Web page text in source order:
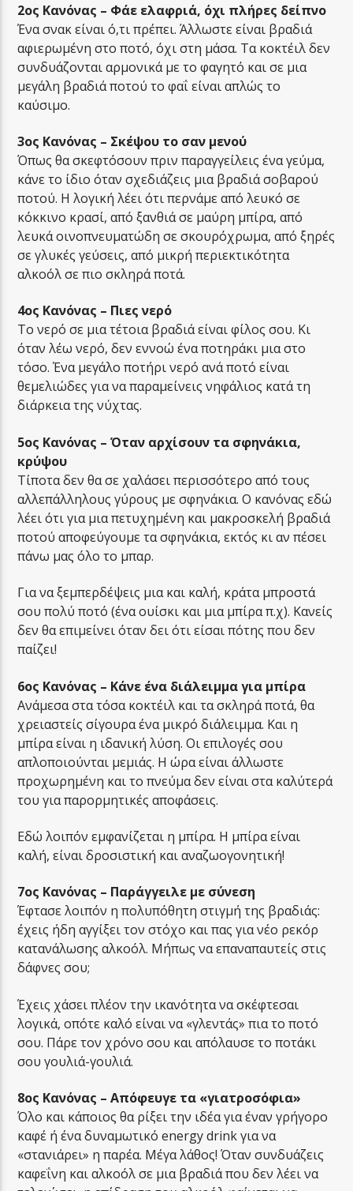
2ος Κανόνας – Φάε ελαφριά, όχι πλήρες δείπνο
Ένα σνακ είναι ό,τι πρέπει. Άλλωστε είναι βραδιά
αφιερωμένη στο ποτό, όχι στη μάσα. Τα κοκτέιλ δεν
συνδυάζονται αρμονικά με το φαγητό και σε μια
μεγάλη βραδιά ποτού το φαΐ είναι απλώς το
καύσιμο.
3ος Κανόνας – Σκέψου το σαν μενού
Όπως θα σκεφτόσουν πριν παραγγείλεις ένα γεύμα,
κάνε το ίδιο όταν σχεδιάζεις μια βραδιά σοβαρού
ποτού. Η λογική λέει ότι περνάμε από λευκό σε
κόκκινο κρασί, από ξανθιά σε μαύρη μπίρα, από
λευκά οινοπνευματώδη σε σκουρόχρωμα, από ξηρές
σε γλυκές γεύσεις, από μικρή περιεκτικότητα
αλκοόλ σε πιο σκληρά ποτά.
4ος Κανόνας – Πιες νερό
Το νερό σε μια τέτοια βραδιά είναι φίλος σου. Κι
όταν λέω νερό, δεν εννοώ ένα ποτηράκι μια στο
τόσο. Ένα μεγάλο ποτήρι νερό ανά ποτό είναι
θεμελιώδες για να παραμείνεις νηφάλιος κατά τη
διάρκεια της νύχτας.
5ος Κανόνας – Όταν αρχίσουν τα σφηνάκια,
κρύψου
Τίποτα δεν θα σε χαλάσει περισσότερο από τους
αλλεπάλληλους γύρους με σφηνάκια. Ο κανόνας εδώ
λέει ότι για μια πετυχημένη και μακροσκελή βραδιά
ποτού αποφεύγουμε τα σφηνάκια, εκτός κι αν πέσει
πάνω μας όλο το μπαρ.
Για να ξεμπερδέψεις μια και καλή, κράτα μπροστά
σου πολύ ποτό (ένα ουίσκι και μια μπίρα π.χ). Κανείς
δεν θα επιμείνει όταν δει ότι είσαι πότης που δεν
παίζει!
6ος Κανόνας – Κάνε ένα διάλειμμα για μπίρα
Ανάμεσα στα τόσα κοκτέιλ και τα σκληρά ποτά, θα
χρειαστείς σίγουρα ένα μικρό διάλειμμα. Και η
μπίρα είναι η ιδανική λύση. Οι επιλογές σου
απλοποιούνται μεμιάς. Η ώρα είναι άλλωστε
προχωρημένη και το πνεύμα δεν είναι στα καλύτερά
του για παρορμητικές αποφάσεις.
Εδώ λοιπόν εμφανίζεται η μπίρα. Η μπίρα είναι
καλή, είναι δροσιστική και αναζωογονητική!
7ος Κανόνας – Παράγγειλε με σύνεση
Έφτασε λοιπόν η πολυπόθητη στιγμή της βραδιάς:
έχεις ήδη αγγίξει τον στόχο και πας για νέο ρεκόρ
κατανάλωσης αλκοόλ. Μήπως να επαναπαυτείς στις
δάφνες σου;
Έχεις χάσει πλέον την ικανότητα να σκέφτεσαι
λογικά, οπότε καλό είναι να «γλεντάς» πια το ποτό
σου. Πάρε τον χρόνο σου και απόλαυσε το ποτάκι
σου γουλιά-γουλιά.
8ος Κανόνας – Απόφευγε τα «γιατροσόφια»
Όλο και κάποιος θα ρίξει την ιδέα για έναν γρήγορο
καφέ ή ένα δυναμωτικό energy drink για να
«στανιάρει» η παρέα. Μέγα λάθος! Όταν συνδυάζεις
καφεΐνη και αλκοόλ σε μια βραδιά που δεν λέει να